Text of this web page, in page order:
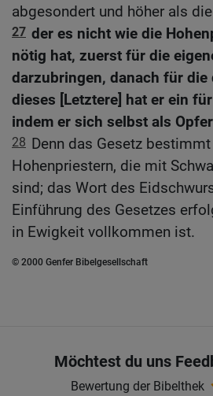
abgesondert und höher als
27 der es nicht wie die
nötig hat, zuerst für die
darzubringen, danach für die
dieses [Letztere] hat er ein
indem er sich selbst als
28 Denn das Gesetz
Hohenpriestern, die mit
sind; das Wort des
Einführung des Gesetzes
in Ewigkeit vollkommen ist.
© 2000 Genfer Bibelgesellschaft
Möchtest du uns
Bewertung der Bibelthek